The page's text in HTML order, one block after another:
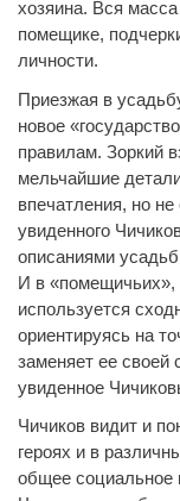
хозяина. Вся
помещике,
личности.
Приезжая в
новое
правилам. Зоркий
мельчайшие
впечатления, но
увиденного
описаниями
И в «помещичьих»,
используется
ориентируясь на
заменяет ее своей
увиденное
Чичиков видит и
героях и в
общее социальное